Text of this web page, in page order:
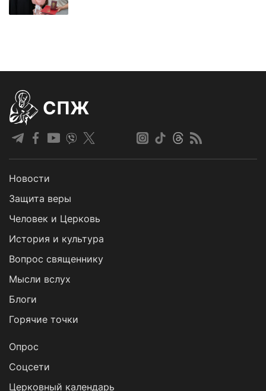
СПЖ
Новости
Защита веры
Человек и Церковь
История и культура
Вопрос священнику
Мысли вслух
Блоги
Горячие точки
Опрос
Cоцсети
Церковный календарь